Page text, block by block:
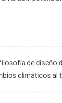
de diseño
climáticos al